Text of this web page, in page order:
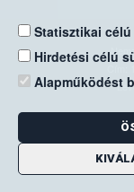
Statisztikai
Hirdetési célú
Alapműködést